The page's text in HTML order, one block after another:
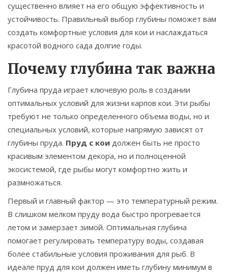
существенно влияет на его общую эффективность и
устойчивость. Правильный выбор глубины поможет вам
создать комфортные условия для кои и наслаждаться
красотой водного сада долгие годы.
Почему глубина так важна
Глубина пруда играет ключевую роль в создании
оптимальных условий для жизни карпов кои. Эти рыбы
требуют не только определенного объема воды, но и
специальных условий, которые напрямую зависят от
глубины пруда. Пруд с кои должен быть не просто
красивым элементом декора, но и полноценной
экосистемой, где рыбы могут комфортно жить и
размножаться.
Первый и главный фактор — это температурный режим.
В слишком мелком пруду вода быстро прогревается
летом и замерзает зимой. Оптимальная глубина
помогает регулировать температуру воды, создавая
более стабильные условия проживания для рыб. В
идеале пруд для кои должен иметь глубину минимум в